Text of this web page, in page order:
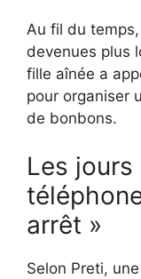
Au fil du
devenues plus
fille aînée a
pour organiser
de bonbons.
Les jours
arrêt »
Selon Preti,